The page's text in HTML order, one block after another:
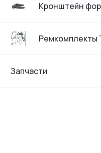
Кронштейн
Ремкомплекты
Запчасти